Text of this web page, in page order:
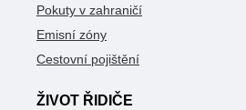
Pokuty v zahraničí
Emisní zóny
Cestovní pojištění
ŽIVOT ŘIDIČE